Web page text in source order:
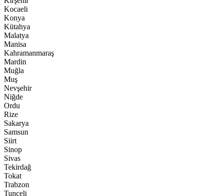
Kocaeli
Konya
Kütahya
Malatya
Manisa
Kahramanmaraş
Mardin
Muğla
Muş
Nevşehir
Niğde
Ordu
Rize
Sakarya
Samsun
Siirt
Sinop
Sivas
Tekirdağ
Tokat
Trabzon
Tunceli